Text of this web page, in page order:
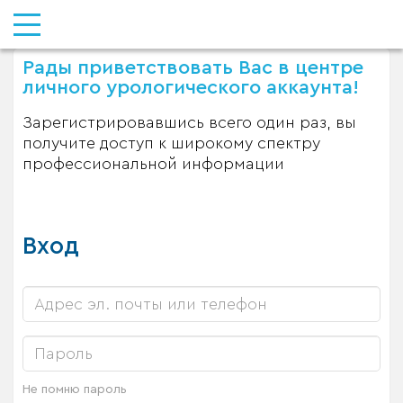
Рады приветствовать Вас в центре
личного урологического аккаунта!
Зарегистрировавшись всего один раз, вы
получите доступ к широкому спектру
профессиональной информации
Вход
Не помню пароль